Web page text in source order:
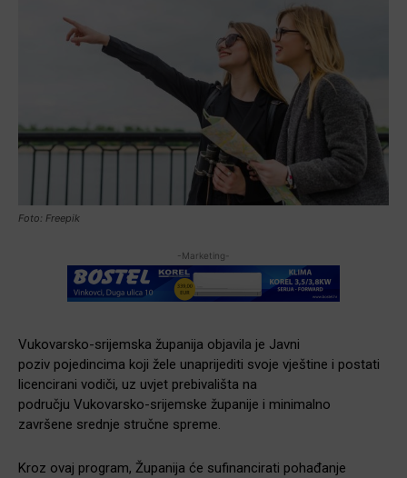
Foto: Freepik
-Marketing-
Vukovarsko-srijemska županija objavila je Javni
poziv pojedincima koji žele unaprijediti svoje vještine i postati
licencirani vodiči, uz uvjet prebivališta na
području Vukovarsko-srijemske županije i minimalno
završene srednje stručne spreme.
Kroz ovaj program, Županija će sufinancirati pohađanje